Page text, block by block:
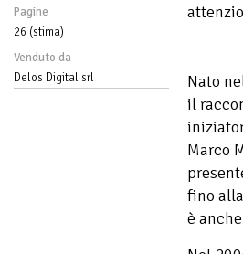
Pagine
26 (stima)
Venduto da
Delos Digital srl
Nato
il
Marco
fino
è